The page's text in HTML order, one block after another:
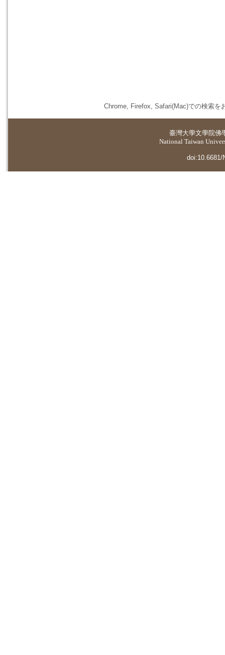
Chrome, Firefox, Safari(Mac)での検索を
臺灣大學文學院佛
National Taiwan
doi:10.6681/